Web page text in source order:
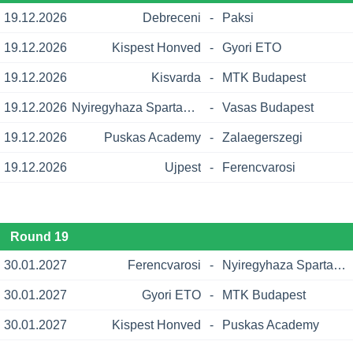
19.12.2026 Debreceni - Paksi
19.12.2026 Kispest Honved - Gyori ETO
19.12.2026 Kisvarda - MTK Budapest
19.12.2026 Nyiregyhaza Spartacus - Vasas Budapest
19.12.2026 Puskas Academy - Zalaegerszegi
19.12.2026 Ujpest - Ferencvarosi
Round 19
30.01.2027 Ferencvarosi - Nyiregyhaza Spartacus
30.01.2027 Gyori ETO - MTK Budapest
30.01.2027 Kispest Honved - Puskas Academy